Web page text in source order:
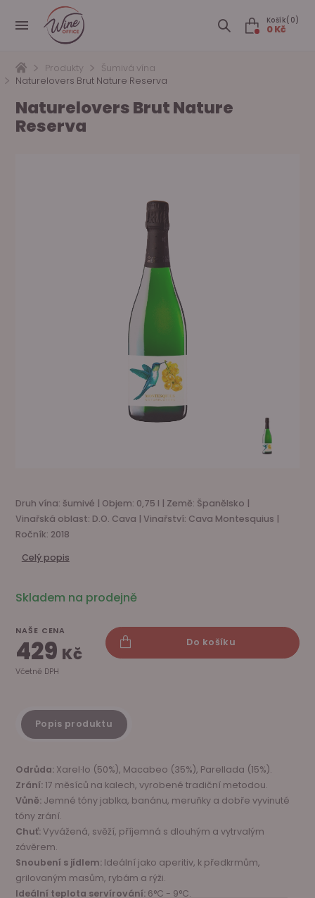
Košík(0)
0 Kč
Produkty
Šumivá vína
Naturelovers Brut Nature Reserva
Naturelovers Brut Nature
Reserva
Druh vína: šumivé | Objem: 0,75 l | Země: Španělsko |
Vinařská oblast: D.O. Cava | Vinařství: Cava Montesquius |
Ročník: 2018
Celý popis
Skladem na prodejně
NAŠE CENA
429 Kč
Včetně DPH
Do košíku
Popis produktu
Odrůda: Xarel·lo (50%), Macabeo (35%), Parellada (15%).
Zrání: 17 měsíců na kalech, vyrobené tradiční metodou.
Vůně: Jemné tóny jablka, banánu, meruňky a dobře vyvinuté
tóny zrání.
Chuť:Vyvážená, svěží, příjemná s dlouhým a vytrvalým
závěrem.
Snoubení s jídlem: Ideální jako aperitiv, k předkrmům,
grilovaným masům, rybám a rýži.
Ideální teplota servírování: 6°C - 9°C.